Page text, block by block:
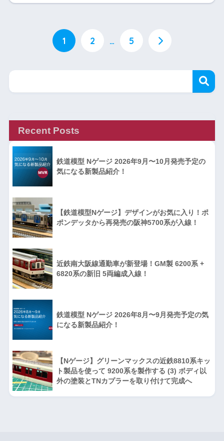
1 2 … 5
Recent Posts
鉄道模型 Nゲージ 2026年9月〜10月発売予定の
気になる新製品紹介！
【鉄道模型Nゲージ】デザインがお気に入り！ポ
ポンデッタから再発売の阪神5700系が入線！
近鉄南大阪線通勤車が新登場！GM製 6200系 +
6820系の新旧 5両編成入線！
鉄道模型 Nゲージ 2026年8月〜9月発売予定の気
になる新製品紹介！
【Nゲージ】グリーンマックスの近鉄8810系キッ
ト製品を使って 9200系を製作する (3) ボディ以
外の塗装とTNカプラーを取り付けて完成へ